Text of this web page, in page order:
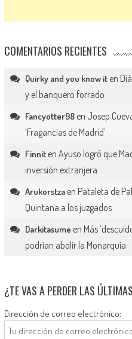
COMENTARIOS RECIENTES
Quirky and you know iten
y el banquero forrado
Fancyotter98en Josep
‘Fragancias de Madrid’
Finniten Ayuso logró que
inversión extranjera
Arukorstzaen Pataleta de
Quintana a los juzgados
Darkitasume en Más
podrían abolir la Monarquía
¿TE VAS A PERDER LAS
Dirección de correo electrónico: